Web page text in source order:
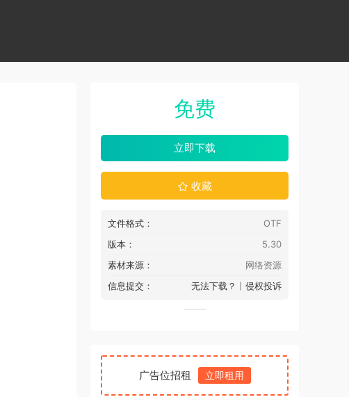
免费
立即下载
收藏
文件格式：
OTF
版本：
5.30
素材来源：
网络资源
信息提交：
无法下载？ 丨 侵权投诉
广告位招租 立即租用